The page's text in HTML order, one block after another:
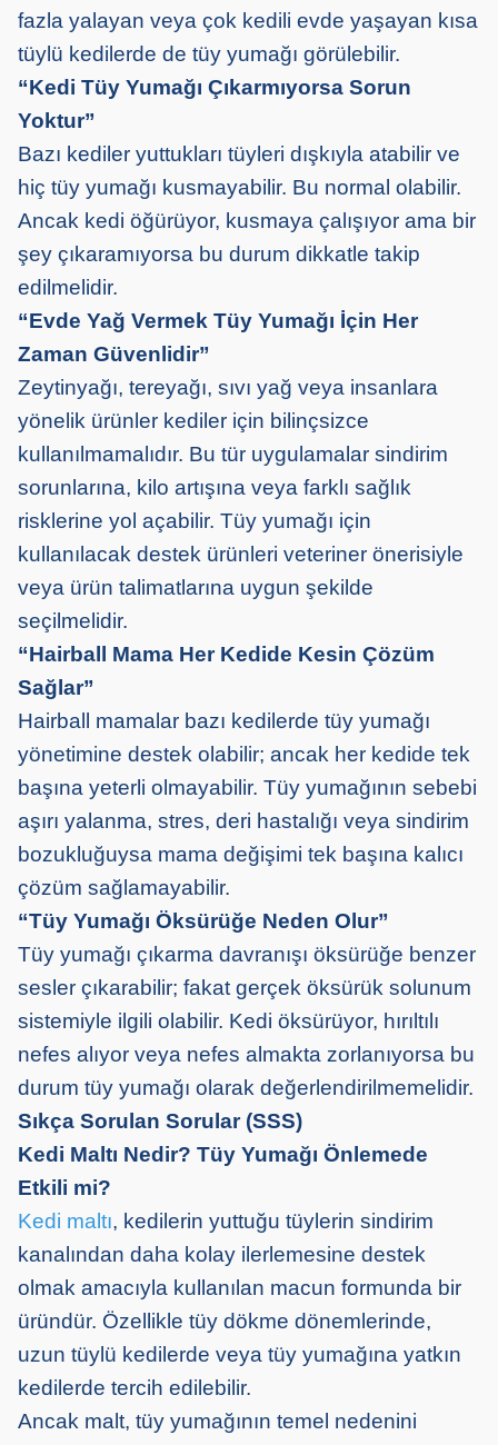
fazla yalayan veya çok kedili evde yaşayan kısa
tüylü kedilerde de tüy yumağı görülebilir.
“Kedi Tüy Yumağı Çıkarmıyorsa Sorun
Yoktur”
Bazı kediler yuttukları tüyleri dışkıyla atabilir ve
hiç tüy yumağı kusmayabilir. Bu normal olabilir.
Ancak kedi öğürüyor, kusmaya çalışıyor ama bir
şey çıkaramıyorsa bu durum dikkatle takip
edilmelidir.
“Evde Yağ Vermek Tüy Yumağı İçin Her
Zaman Güvenlidir”
Zeytinyağı, tereyağı, sıvı yağ veya insanlara
yönelik ürünler kediler için bilinçsizce
kullanılmamalıdır. Bu tür uygulamalar sindirim
sorunlarına, kilo artışına veya farklı sağlık
risklerine yol açabilir. Tüy yumağı için
kullanılacak destek ürünleri veteriner önerisiyle
veya ürün talimatlarına uygun şekilde
seçilmelidir.
“Hairball Mama Her Kedide Kesin Çözüm
Sağlar”
Hairball mamalar bazı kedilerde tüy yumağı
yönetimine destek olabilir; ancak her kedide tek
başına yeterli olmayabilir. Tüy yumağının sebebi
aşırı yalanma, stres, deri hastalığı veya sindirim
bozukluğuysa mama değişimi tek başına kalıcı
çözüm sağlamayabilir.
“Tüy Yumağı Öksürüğe Neden Olur”
Tüy yumağı çıkarma davranışı öksürüğe benzer
sesler çıkarabilir; fakat gerçek öksürük solunum
sistemiyle ilgili olabilir. Kedi öksürüyor, hırıltılı
nefes alıyor veya nefes almakta zorlanıyorsa bu
durum tüy yumağı olarak değerlendirilmemelidir.
Sıkça Sorulan Sorular (SSS)
Kedi Maltı Nedir? Tüy Yumağı Önlemede
Etkili mi?
Kedi maltı, kedilerin yuttuğu tüylerin sindirim
kanalından daha kolay ilerlemesine destek
olmak amacıyla kullanılan macun formunda bir
üründür. Özellikle tüy dökme dönemlerinde,
uzun tüylü kedilerde veya tüy yumağına yatkın
kedilerde tercih edilebilir.
Ancak malt, tüy yumağının temel nedenini